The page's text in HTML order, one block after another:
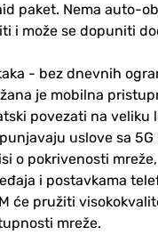
paket. Nema auto-
i može se dopuniti
- bez dnevnih
je mobilna
povezati na veliku
uslove sa 5G
o pokrivenosti
i postavkama
će pružiti
mreže.